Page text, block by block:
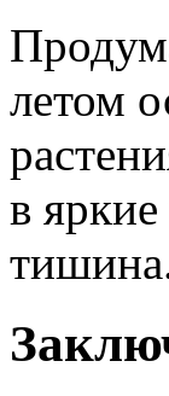
летом
в